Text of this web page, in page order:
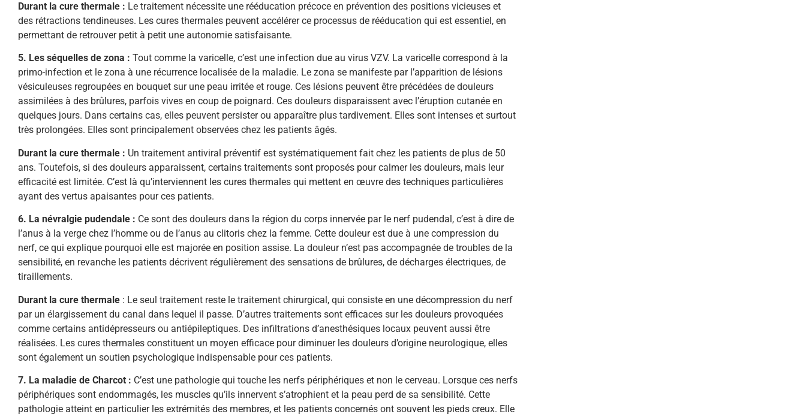
Durant la cure thermale : Le traitement nécessite une rééducation précoce en prévention des positions vicieuses et
des rétractions tendineuses. Les cures thermales peuvent accélérer ce processus de rééducation qui est essentiel, en
permettant de retrouver petit à petit une autonomie satisfaisante.
5. Les séquelles de zona : Tout comme la varicelle, c’est une infection due au virus VZV. La varicelle correspond à la
primo-infection et le zona à une récurrence localisée de la maladie. Le zona se manifeste par l’apparition de lésions
vésiculeuses regroupées en bouquet sur une peau irritée et rouge. Ces lésions peuvent être précédées de douleurs
assimilées à des brûlures, parfois vives en coup de poignard. Ces douleurs disparaissent avec l’éruption cutanée en
quelques jours. Dans certains cas, elles peuvent persister ou apparaître plus tardivement. Elles sont intenses et surtout
très prolongées. Elles sont principalement observées chez les patients âgés.
Durant la cure thermale : Un traitement antiviral préventif est systématiquement fait chez les patients de plus de 50
ans. Toutefois, si des douleurs apparaissent, certains traitements sont proposés pour calmer les douleurs, mais leur
efficacité est limitée. C’est là qu’interviennent les cures thermales qui mettent en œuvre des techniques particulières
ayant des vertus apaisantes pour ces patients.
6. La névralgie pudendale : Ce sont des douleurs dans la région du corps innervée par le nerf pudendal, c’est à dire de
l’anus à la verge chez l’homme ou de l’anus au clitoris chez la femme. Cette douleur est due à une compression du
nerf, ce qui explique pourquoi elle est majorée en position assise. La douleur n’est pas accompagnée de troubles de la
sensibilité, en revanche les patients décrivent régulièrement des sensations de brûlures, de décharges électriques, de
tiraillements.
Durant la cure thermale : Le seul traitement reste le traitement chirurgical, qui consiste en une décompression du nerf
par un élargissement du canal dans lequel il passe. D’autres traitements sont efficaces sur les douleurs provoquées
comme certains antidépresseurs ou antiépileptiques. Des infiltrations d’anesthésiques locaux peuvent aussi être
réalisées. Les cures thermales constituent un moyen efficace pour diminuer les douleurs d’origine neurologique, elles
sont également un soutien psychologique indispensable pour ces patients.
7. La maladie de Charcot : C’est une pathologie qui touche les nerfs périphériques et non le cerveau. Lorsque ces nerfs
périphériques sont endommagés, les muscles qu’ils innervent s’atrophient et la peau perd de sa sensibilité. Cette
pathologie atteint en particulier les extrémités des membres, et les patients concernés ont souvent les pieds creux. Elle